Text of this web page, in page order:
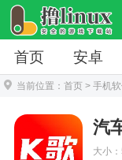
首页 安卓
当前位置： 首页 > 手机
汽
大小